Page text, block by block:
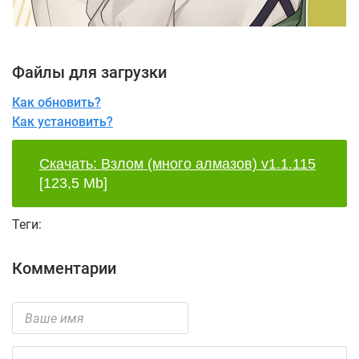
Файлы для загрузки
Как обновить?
Как установить?
Скачать: Взлом (много алмазов) v1.1.115
[123,5 Mb]
Теги:
Комментарии